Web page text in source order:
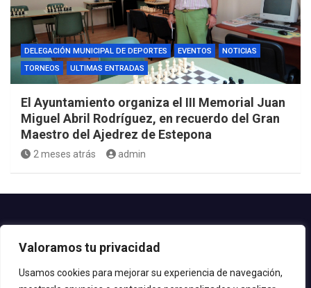
Valoramos tu privacidad
Usamos cookies para mejorar su experiencia de navegación,
DELEGACIÓN MUNICIPAL DE DEPORTES EVENTOS
NOTICIAS
TORNEOS
ULTIMAS ENTRADAS
El Ayuntamiento organiza el III Memorial Juan
Miguel Abril Rodríguez, en recuerdo del Gran
Maestro del Ajedrez de Estepona
2 meses atrás admin
Teléfono: 952.80.24.44